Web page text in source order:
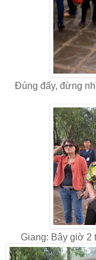
Đúng đấy, đừng
Giang: Bây giờ 2